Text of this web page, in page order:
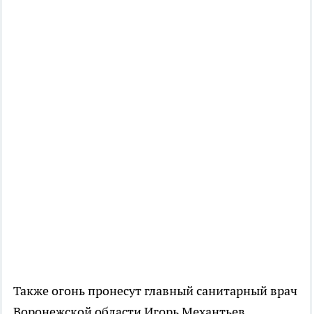
Также огонь пронесут главный санитарный врач